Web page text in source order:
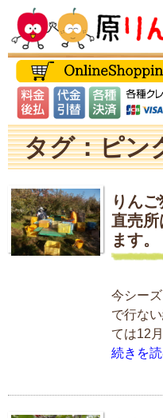
タグ：ピン
りん
直売
ます。
今シー
で行な
ては12
続きを